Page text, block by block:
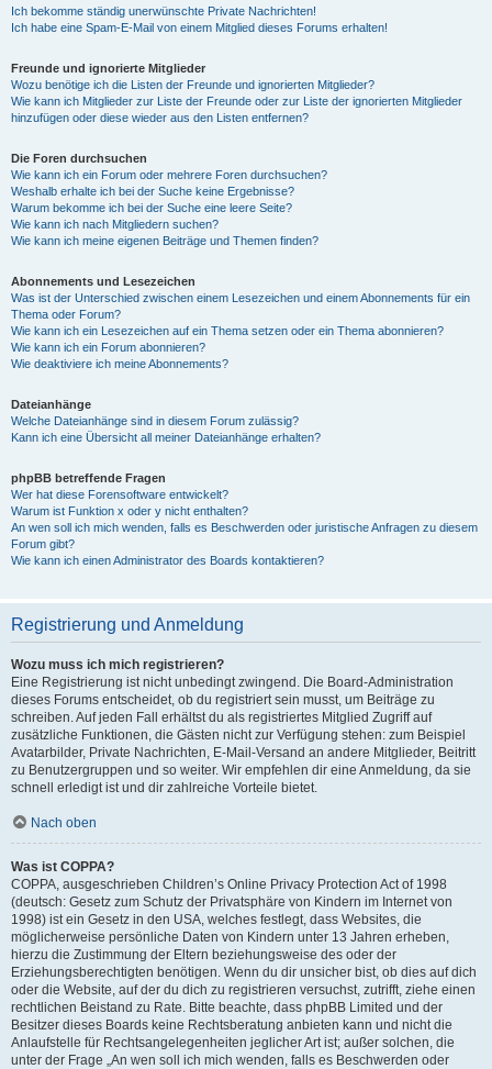
Ich bekomme ständig unerwünschte Private Nachrichten!
Ich habe eine Spam-E-Mail von einem Mitglied dieses Forums erhalten!
Freunde und ignorierte Mitglieder
Wozu benötige ich die Listen der Freunde und ignorierten Mitglieder?
Wie kann ich Mitglieder zur Liste der Freunde oder zur Liste der ignorierten Mitglieder
hinzufügen oder diese wieder aus den Listen entfernen?
Die Foren durchsuchen
Wie kann ich ein Forum oder mehrere Foren durchsuchen?
Weshalb erhalte ich bei der Suche keine Ergebnisse?
Warum bekomme ich bei der Suche eine leere Seite?
Wie kann ich nach Mitgliedern suchen?
Wie kann ich meine eigenen Beiträge und Themen finden?
Abonnements und Lesezeichen
Was ist der Unterschied zwischen einem Lesezeichen und einem Abonnements für ein
Thema oder Forum?
Wie kann ich ein Lesezeichen auf ein Thema setzen oder ein Thema abonnieren?
Wie kann ich ein Forum abonnieren?
Wie deaktiviere ich meine Abonnements?
Dateianhänge
Welche Dateianhänge sind in diesem Forum zulässig?
Kann ich eine Übersicht all meiner Dateianhänge erhalten?
phpBB betreffende Fragen
Wer hat diese Forensoftware entwickelt?
Warum ist Funktion x oder y nicht enthalten?
An wen soll ich mich wenden, falls es Beschwerden oder juristische Anfragen zu diesem
Forum gibt?
Wie kann ich einen Administrator des Boards kontaktieren?
Registrierung und Anmeldung
Wozu muss ich mich registrieren?
Eine Registrierung ist nicht unbedingt zwingend. Die Board-Administration
dieses Forums entscheidet, ob du registriert sein musst, um Beiträge zu
schreiben. Auf jeden Fall erhältst du als registriertes Mitglied Zugriff auf
zusätzliche Funktionen, die Gästen nicht zur Verfügung stehen: zum Beispiel
Avatarbilder, Private Nachrichten, E-Mail-Versand an andere Mitglieder, Beitritt
zu Benutzergruppen und so weiter. Wir empfehlen dir eine Anmeldung, da sie
schnell erledigt ist und dir zahlreiche Vorteile bietet.
Nach oben
Was ist COPPA?
COPPA, ausgeschrieben Children’s Online Privacy Protection Act of 1998
(deutsch: Gesetz zum Schutz der Privatsphäre von Kindern im Internet von
1998) ist ein Gesetz in den USA, welches festlegt, dass Websites, die
möglicherweise persönliche Daten von Kindern unter 13 Jahren erheben,
hierzu die Zustimmung der Eltern beziehungsweise des oder der
Erziehungsberechtigten benötigen. Wenn du dir unsicher bist, ob dies auf dich
oder die Website, auf der du dich zu registrieren versuchst, zutrifft, ziehe einen
rechtlichen Beistand zu Rate. Bitte beachte, dass phpBB Limited und der
Besitzer dieses Boards keine Rechtsberatung anbieten kann und nicht die
Anlaufstelle für Rechtsangelegenheiten jeglicher Art ist; außer solchen, die
unter der Frage „An wen soll ich mich wenden, falls es Beschwerden oder